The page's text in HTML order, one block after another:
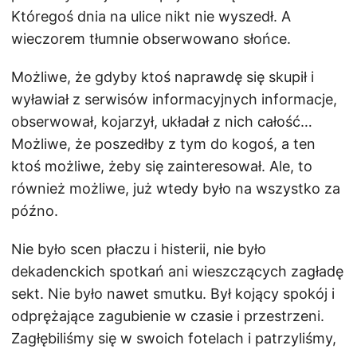
Któregoś dnia na ulice nikt nie wyszedł. A
wieczorem tłumnie obserwowano słońce.
Możliwe, że gdyby ktoś naprawdę się skupił i
wyławiał z serwisów informacyjnych informacje,
obserwował, kojarzył, układał z nich całość…
Możliwe, że poszedłby z tym do kogoś, a ten
ktoś możliwe, żeby się zainteresował. Ale, to
również możliwe, już wtedy było na wszystko za
późno.
Nie było scen płaczu i histerii, nie było
dekadenckich spotkań ani wieszczących zagładę
sekt. Nie było nawet smutku. Był kojący spokój i
odprężające zagubienie w czasie i przestrzeni.
Zagłębiliśmy się w swoich fotelach i patrzyliśmy,